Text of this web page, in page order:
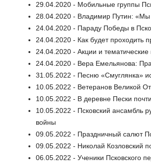
29.04.2020 - Мобильные группы
28.04.2020 - Владимир Путин:
24.04.2020 - Параду Победы в
24.04.2020 - Как будет проходить
24.04.2020 - Акции и
24.04.2020 - Вера Емельянова:
31.05.2022 - Песню «Смуглянка»
10.05.2022 - Ветеранов Великой
10.05.2022 - В деревне Пески
10.05.2022 - Псковский ансамбль
войны
09.05.2022 - Праздничный салют
09.05.2022 - Николай Козловский
06.05.2022 - Ученики Псковского